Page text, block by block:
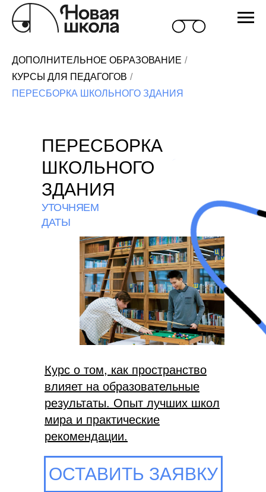
ДОПОЛНИТЕЛЬНОЕ ОБРАЗОВАНИЕ /
КУРСЫ ДЛЯ ПЕДАГОГОВ /
ПЕРЕСБОРКА ШКОЛЬНОГО ЗДАНИЯ
Курс о том, как пространство
влияет на образовательные
результаты. Опыт лучших школ
мира и практические
рекомендации.
ПЕРЕСБОРКА
ШКОЛЬНОГО
ЗДАНИЯ
УТОЧНЯЕМ
ДАТЫ
ОСТАВИТЬ ЗАЯВКУ